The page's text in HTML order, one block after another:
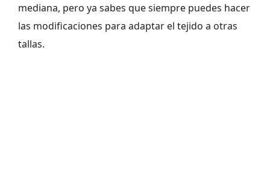
mediana, pero ya sabes que siempre puedes hacer
las modificaciones para adaptar el tejido a otras
tallas.